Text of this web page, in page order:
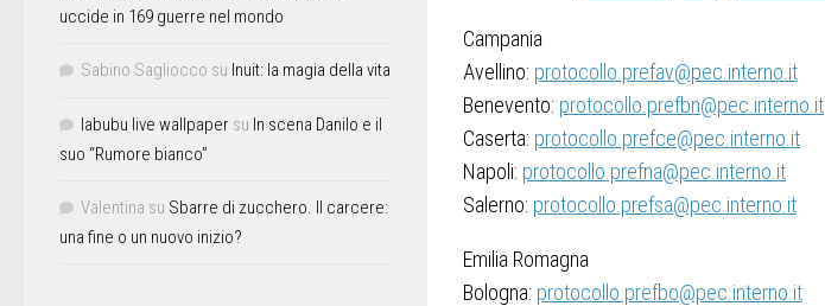
Campania
Avellino: protocollo.prefav@pec.interno.it
Benevento: protocollo.prefbn@pec.interno.it
Caserta: protocollo.prefce@pec.interno.it
Napoli: protocollo.prefna@pec.interno.it
Salerno: protocollo.prefsa@pec.interno.it
Emilia Romagna
Bologna: protocollo.prefbo@pec.interno.it
uccide in 169 guerre nel mondo
Sabino Sagliocco su Inuit: la magia della vita
labubu live wallpaper su In scena Danilo e il
suo “Rumore bianco”
Valentina su Sbarre di zucchero. Il carcere:
una fine o un nuovo inizio?